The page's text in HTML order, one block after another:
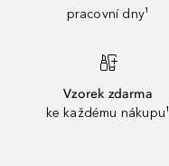
pracovní dny¹
Vzorek zdarma
ke každému nákupu¹